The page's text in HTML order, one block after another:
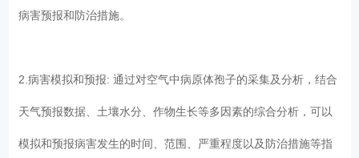
病害预报和防治措施。
2.病害模拟和预报: 通过对空气中病原体孢子的采集及分析，结合
天气预报数据、土壤水分、作物生长等多因素的综合分析，可以
模拟和预报病害发生的时间、范围、严重程度以及防治措施等指